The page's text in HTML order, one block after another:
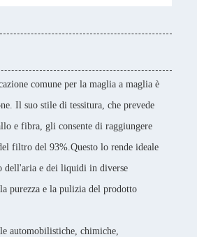
comune per la maglia a maglia è
Il suo stile di tessitura, che prevede
e fibra, gli consente di raggiungere
filtro del 93%.Questo lo rende ideale
dell'aria e dei liquidi in diverse
purezza e la pulizia del prodotto
automobilistiche, chimiche,